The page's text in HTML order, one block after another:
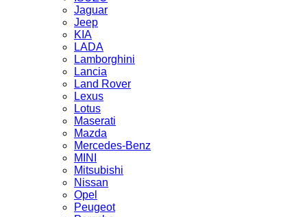
Jaguar
Jeep
KIA
LADA
Lamborghini
Lancia
Land Rover
Lexus
Lotus
Maserati
Mazda
Mercedes-Benz
MINI
Mitsubishi
Nissan
Opel
Peugeot